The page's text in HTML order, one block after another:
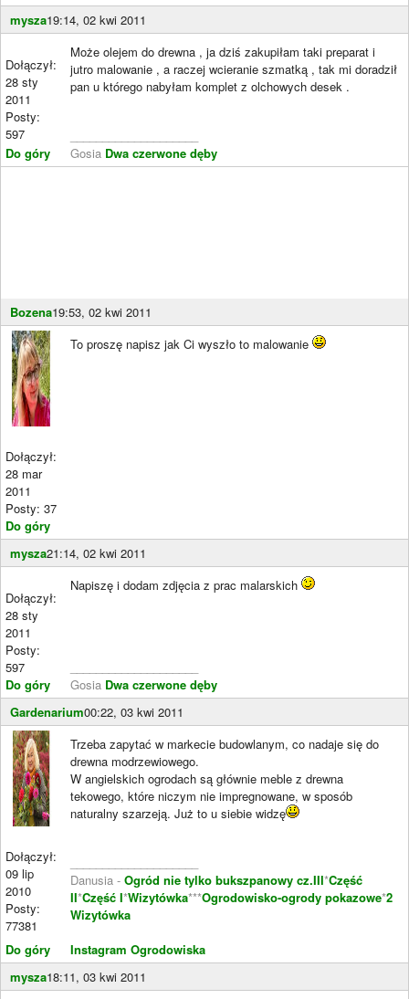
mysza19:14, 02 kwi 2011
Dołączył:
28 sty
2011
Posty:
597
Do góry
Może olejem do drewna , ja dziś zakupiłam taki preparat i
jutro malowanie , a raczej wcieranie szmatką , tak mi doradził
pan u którego nabyłam komplet z olchowych desek .
Gosia Dwa czerwone dęby
Bozena19:53, 02 kwi 2011
Dołączył:
28 mar
2011
Posty: 37
Do góry
To proszę napisz jak Ci wyszło to malowanie
mysza21:14, 02 kwi 2011
Dołączył:
28 sty
2011
Posty:
597
Do góry
Napiszę i dodam zdjęcia z prac malarskich
Gosia Dwa czerwone dęby
Gardenarium00:22, 03 kwi 2011
Dołączył:
09 lip
2010
Posty:
77381
Do góry
Trzeba zapytać w markecie budowlanym, co nadaje się do
drewna modrzewiowego.
W angielskich ogrodach są głównie meble z drewna
tekowego, które niczym nie impregnowane, w sposób
naturalny szarzeją. Już to u siebie widzę
Danusia - Ogród nie tylko bukszpanowy cz.III*Część
II*Część I*Wizytówka***Ogrodowisko-ogrody pokazowe*2
Wizytówka
Instagram Ogrodowiska
mysza18:11, 03 kwi 2011